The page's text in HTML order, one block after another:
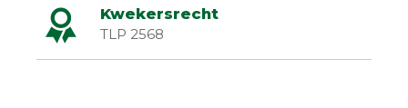
Kwekersrecht
TLP 2568